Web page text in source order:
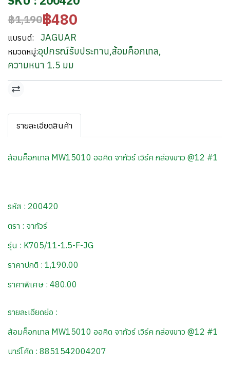
฿1,190฿480
แบรนด์: JAGUAR
หมวดหมู่:อุปกรณ์รับประทาน,ส้อมค็อกเทล,
ความหนา 1.5 มม
รายละเอียดสินค้า
ส้อมค็อกเทล MW15010 ออคิด จากัวร์ เวิร์ค กล่องขาว @12 #1
รหัส : 200420
ตรา : จากัวร์
รุ่น : K705/11-1.5-F-JG
ราคาปกติ : 1,190.00
ราคาพิเศษ : 480.00
รายละเอียดย่อ :
ส้อมค็อกเทล MW15010 ออคิด จากัวร์ เวิร์ค กล่องขาว @12 #1
บาร์โค้ด : 8851542004207